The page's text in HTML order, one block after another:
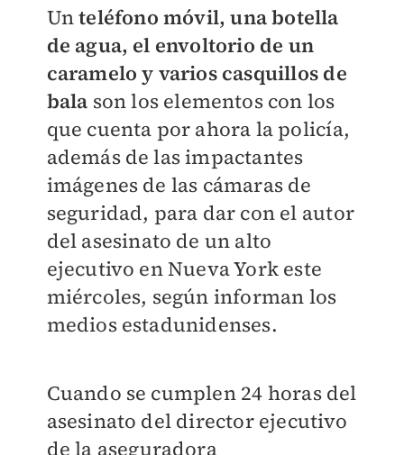
Unteléfono móvil, una botella
de agua, el envoltorio de un
caramelo y varios casquillos de
bala son los elementos con los
que cuenta por ahora la policía,
además de las impactantes
imágenes de las cámaras de
seguridad, para dar con el autor
del asesinato de un alto
ejecutivo en Nueva York este
miércoles, según informan los
medios estadunidenses.
Cuando se cumplen 24 horas del
asesinato del director ejecutivo
de la aseguradora